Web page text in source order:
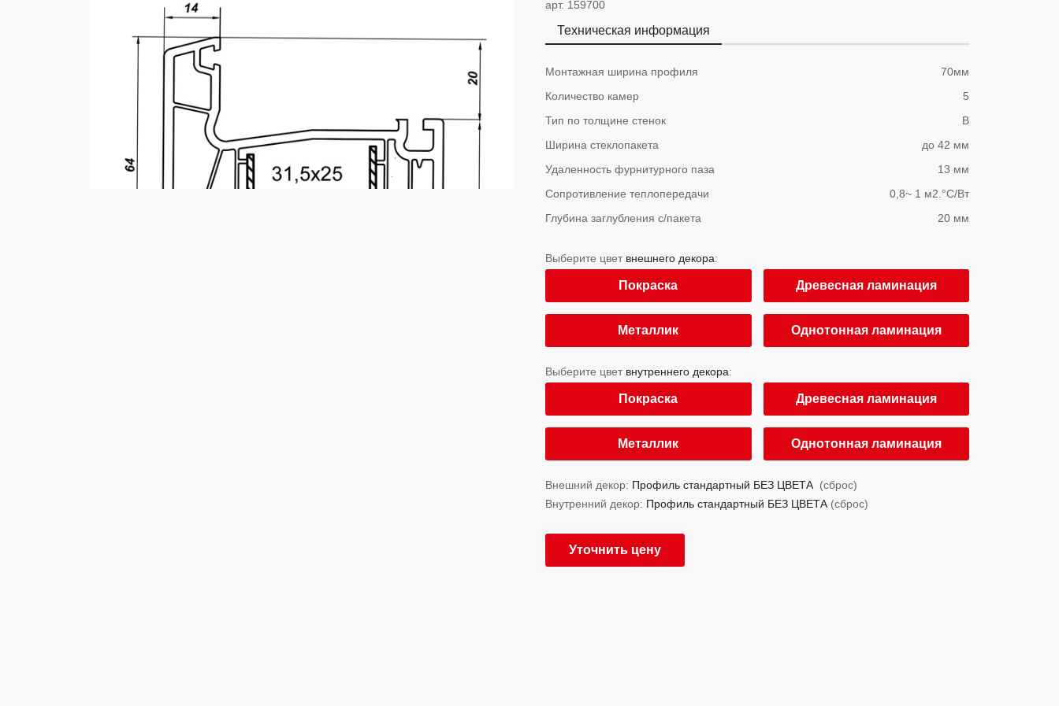
арт. 159700
Техническая информация
Монтажная ширина профиля
70мм
Количество камер
5
Тип по толщине стенок
B
Ширина стеклопакета
до 42 мм
Удаленность фурнитурного паза
13 мм
Cопротивление теплопередачи
0,8~ 1 м2.°С/Вт
Глубина заглубления с/пакета
20 мм
Выберите цвет внешнего декора:
Покраска Древесная ламинация
Металлик Однотонная ламинация
Выберите цвет внутреннего декора:
Покраска Древесная ламинация
Металлик Однотонная ламинация
Внешний декор: Профиль стандартный БЕЗ ЦВЕТА (сброс)
Внутренний декор: Профиль стандартный БЕЗ ЦВЕТА (сброс)
Уточнить цену